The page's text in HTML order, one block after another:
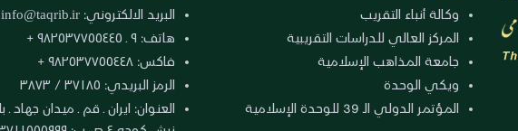
وكالة أنباء التقريب
المركز العالي للدراسات التقريبية
جامعة المذاهب الإسلامية
ويكي الوحدة
المؤتمر الدولي الـ 39 للوحدة الإسلامية
البريد الالكتروني: info@taqrib.ir
هاتف: ٩ ـ ٩٨٢٥٣٧٧٥٥٤٤٥ +
فاكس: ٩٨٢٥٣٧٧٥٥٤٤٨ +
الرمز البريدي: ٣٧١٨٥ / ٣٨٧٣